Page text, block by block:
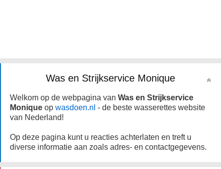
Was en Strijkservice Monique
Welkom op de webpagina van Was en Strijkservice
Monique op wasdoen.nl - de beste wasserettes website
van Nederland!
Op deze pagina kunt u reacties achterlaten en treft u
diverse informatie aan zoals adres- en contactgegevens.